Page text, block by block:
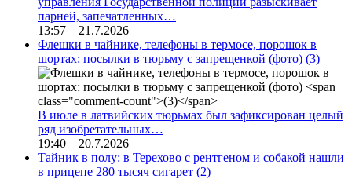
парней, запечатленных…
13:57 21.7.2026
Флешки в чайнике, телефоны в термосе, порошок в
шортах: посылки в тюрьму с запрещенкой (фото) (3)
В июле в латвийских тюрьмах был зафиксирован целый
ряд изобретательных…
19:40 20.7.2026
Тайник в полу: в Терехово с рентгеном и собакой нашли
в прицепе 280 тысяч сигарет (2)